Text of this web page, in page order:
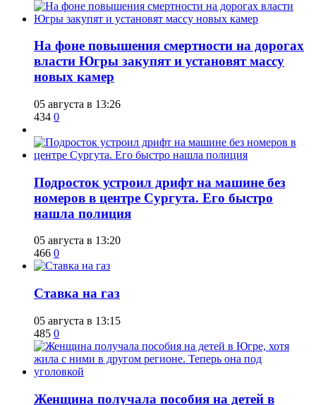
На фоне повышения смертности на дорогах
власти Югры закупят и установят массу
новых камер
05 августа в 13:26
434 0
Подросток устроил дрифт на машине без
номеров в центре Сургута. Его быстро
нашла полиция
05 августа в 13:20
466 0
Ставка на газ
05 августа в 13:15
485 0
Женщина получала пособия на детей в